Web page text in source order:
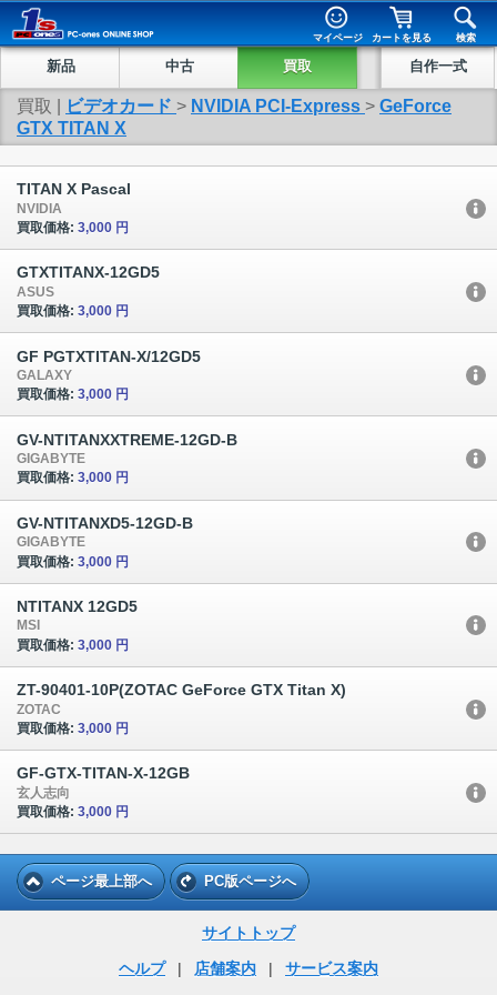
マイページ カートを見る 検索
新品 中古 買取 自作一式
買取 | ビデオカード > NVIDIA PCI-Express > GeForce
GTX TITAN X
TITAN X Pascal
NVIDIA
買取価格: 3,000 円
GTXTITANX-12GD5
ASUS
買取価格: 3,000 円
GF PGTXTITAN-X/12GD5
GALAXY
買取価格: 3,000 円
GV-NTITANXXTREME-12GD-B
GIGABYTE
買取価格: 3,000 円
GV-NTITANXD5-12GD-B
GIGABYTE
買取価格: 3,000 円
NTITANX 12GD5
MSI
買取価格: 3,000 円
ZT-90401-10P(ZOTAC GeForce GTX Titan X)
ZOTAC
買取価格: 3,000 円
GF-GTX-TITAN-X-12GB
玄人志向
買取価格: 3,000 円
ページ最上部へ PC版ページへ
サイトトップ
ヘルプ
| 店舗案内 | サービス案内